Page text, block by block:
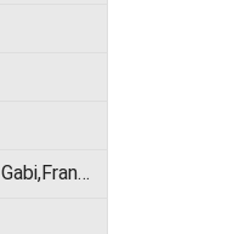
Gabi,Fran…